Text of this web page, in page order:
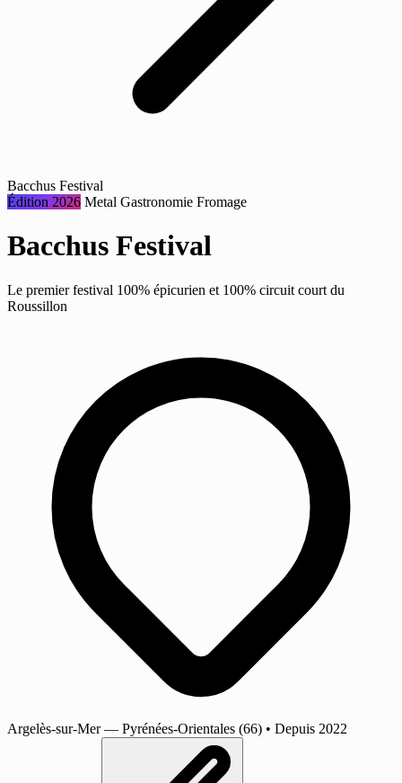
Bacchus Festival
Édition 2026 Metal Gastronomie Fromage
Bacchus Festival
Le premier festival 100% épicurien et 100% circuit court du
Roussillon
Argelès-sur-Mer— Pyrénées-Orientales (66) • Depuis 2022